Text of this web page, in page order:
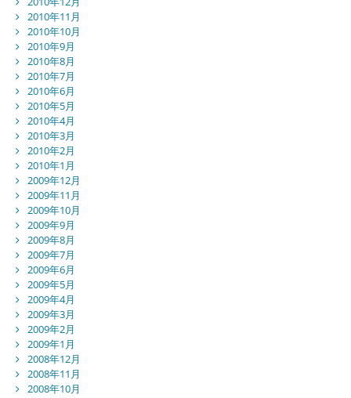
2010年11月
2010年10月
2010年9月
2010年8月
2010年7月
2010年6月
2010年5月
2010年4月
2010年3月
2010年2月
2010年1月
2009年12月
2009年11月
2009年10月
2009年9月
2009年8月
2009年7月
2009年6月
2009年5月
2009年4月
2009年3月
2009年2月
2009年1月
2008年12月
2008年11月
2008年10月